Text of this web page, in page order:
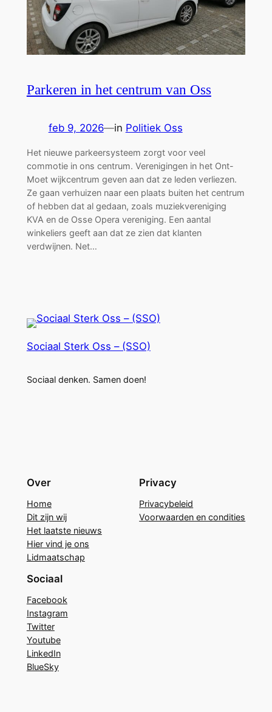
Parkeren in het centrum van Oss
feb 9, 2026—in Politiek Oss
Het nieuwe parkeersysteem zorgt voor veel
commotie in ons centrum. Verenigingen in het Ont-
Moet wijkcentrum geven aan dat ze leden verliezen.
Ze gaan verhuizen naar een plaats buiten het centrum
of hebben dat al gedaan, zoals muziekvereniging
KVA en de Osse Opera vereniging. Een aantal
winkeliers geeft aan dat ze zien dat klanten
verdwijnen. Net…
Sociaal Sterk Oss – (SSO)
Sociaal denken. Samen doen!
Over
Home
Dit zijn wij
Het laatste nieuws
Hier vind je ons
Lidmaatschap
Privacy
Privacybeleid
Voorwaarden en condities
Sociaal
Facebook
Instagram
Twitter
Youtube
LinkedIn
BlueSky